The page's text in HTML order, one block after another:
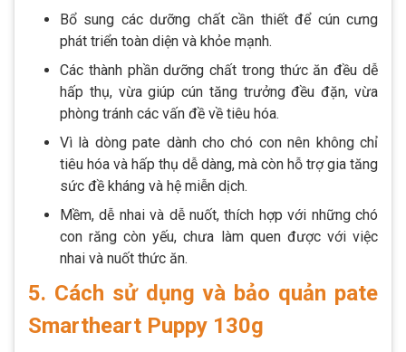
Bổ sung các dưỡng chất cần thiết để cún cưng
phát triển toàn diện và khỏe mạnh.
Các thành phần dưỡng chất trong thức ăn đều dễ
hấp thụ, vừa giúp cún tăng trưởng đều đặn, vừa
phòng tránh các vấn đề về tiêu hóa.
Vì là dòng pate dành cho chó con nên không chỉ
tiêu hóa và hấp thụ dễ dàng, mà còn hỗ trợ gia tăng
sức đề kháng và hệ miễn dịch.
Mềm, dễ nhai và dễ nuốt, thích hợp với những chó
con răng còn yếu, chưa làm quen được với việc
nhai và nuốt thức ăn.
5. Cách sử dụng và bảo quản pate
Smartheart Puppy 130g